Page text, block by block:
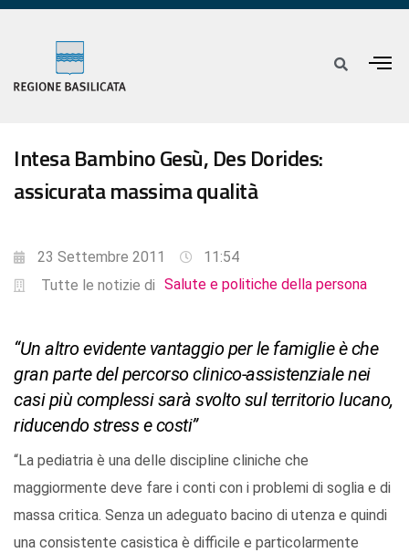
Intesa Bambino Gesù, Des Dorides:
assicurata massima qualità
23 Settembre 2011
11:54
Tutte le notizie di Salute e politiche della persona
“Un altro evidente vantaggio per le famiglie è che
gran parte del percorso clinico-assistenziale nei
casi più complessi sarà svolto sul territorio lucano,
riducendo stress e costi”
“La pediatria è una delle discipline cliniche che
maggiormente deve fare i conti con i problemi di soglia e di
massa critica. Senza un adeguato bacino di utenza e quindi
una consistente casistica è difficile e particolarmente